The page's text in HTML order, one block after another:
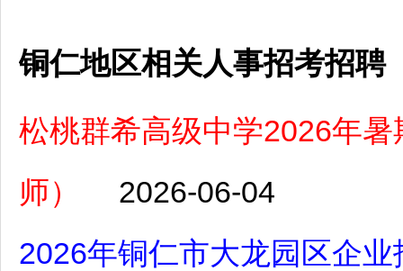
铜仁地区相关人事招考招聘
松桃群希高级中学2026年
师）
2026-06-04
2026年铜仁市大龙园区企